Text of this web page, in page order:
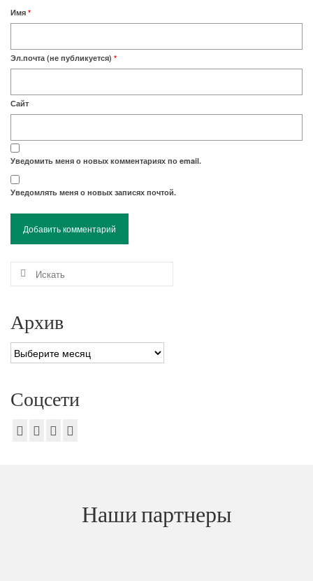
Имя *
Эл.почта (не публикуется) *
Сайт
Уведомить меня о новых комментариях по email.
Уведомлять меня о новых записях почтой.
Искать:
Архив
Архив
Соцсети
Наши партнеры